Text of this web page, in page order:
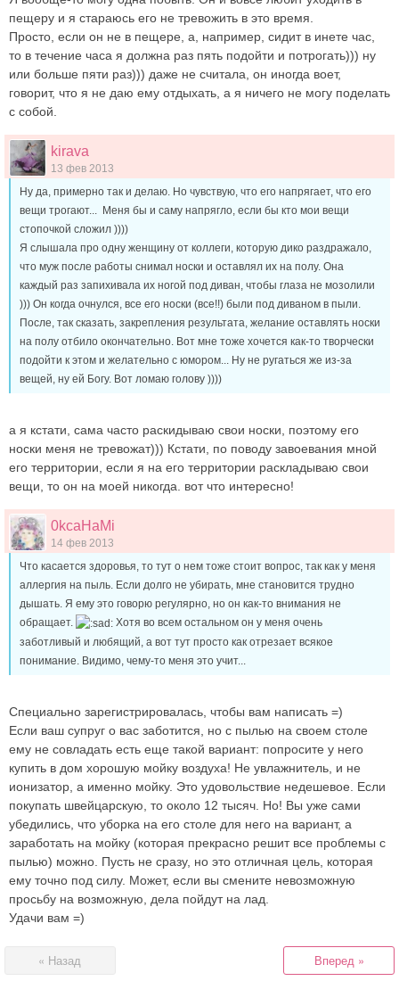
пещеру и я стараюсь его не тревожить в это время.
Просто, если он не в пещере, а, например, сидит в инете час,
то в течение часа я должна раз пять подойти и потрогать))) ну
или больше пяти раз))) даже не считала, он иногда воет,
говорит, что я не даю ему отдыхать, а я ничего не могу поделать
с собой.
kirava
13 фев 2013
Ну да, примерно так и делаю. Но чувствую, что его напрягает, что его
вещи трогают... Меня бы и саму напрягло, если бы кто мои вещи
стопочкой сложил ))))
Я слышала про одну женщину от коллеги, которую дико раздражало,
что муж после работы снимал носки и оставлял их на полу. Она
каждый раз запихивала их ногой под диван, чтобы глаза не мозолили
))) Он когда очнулся, все его носки (все!!) были под диваном в пыли.
После, так сказать, закрепления результата, желание оставлять носки
на полу отбило окончательно. Вот мне тоже хочется как-то творчески
подойти к этом и желательно с юмором... Ну не ругаться же из-за
вещей, ну ей Богу. Вот ломаю голову ))))
а я кстати, сама часто раскидываю свои носки, поэтому его
носки меня не тревожат))) Кстати, по поводу завоевания мной
его территории, если я на его территории раскладываю свои
вещи, то он на моей никогда. вот что интересно!
0kcaHaMi
14 фев 2013
Что касается здоровья, то тут о нем тоже стоит вопрос, так как у меня
аллергия на пыль. Если долго не убирать, мне становится трудно
дышать. Я ему это говорю регулярно, но он как-то внимания не
обращает.
Хотя во всем остальном он у меня очень
заботливый и любящий, а вот тут просто как отрезает всякое
понимание. Видимо, чему-то меня это учит...
Специально зарегистрировалась, чтобы вам написать =)
Если ваш супруг о вас заботится, но с пылью на своем столе
ему не совладать есть еще такой вариант: попросите у него
купить в дом хорошую мойку воздуха! Не увлажнитель, и не
ионизатор, а именно мойку. Это удовольствие недешевое. Если
покупать швейцарскую, то около 12 тысяч. Но! Вы уже сами
убедились, что уборка на его столе для него на вариант, а
заработать на мойку (которая прекрасно решит все проблемы с
пылью) можно. Пусть не сразу, но это отличная цель, которая
ему точно под силу. Может, если вы смените невозможную
просьбу на возможную, дела пойдут на лад.
Удачи вам =)
« Назад Вперед »